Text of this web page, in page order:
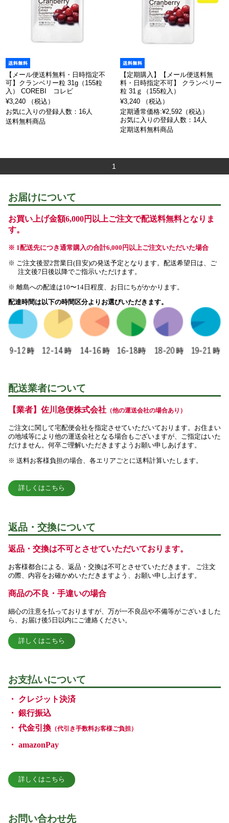
【メール便送料無料・日時指定不
可】クランベリー粒 31g（155粒
入） COREBI コレビ
¥3,240 （税込）
お気に入りの登録人数：16人
送料無料商品
【定期購入】【メール便送料無
料・日時指定不可】 クランベリー
粒 31ｇ（155粒入）
¥3,240 （税込）
定期通常価格:¥2,592（税込）
お気に入りの登録人数：14人
定期送料無料商品
1